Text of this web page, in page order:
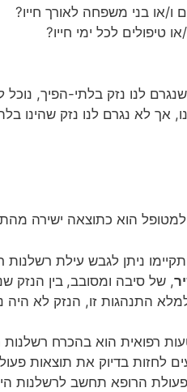
או בני משפחה לאורך חייו?
טיפולים לכל ימי חייו?
לנו נזק בלתי-הפיך, נוכל
אך לא נגרם לנו נזק שהינו
הוא כתוצאה ישירה
ניתן לגבש עילת רשלנות
, של סיבה ומסובב, בין הנזק
התנהגות זו, הנזק לא היה
רפואית הוא בהכרח רשלנות
לחזות בדיוק את תוצאות
הרופא תחשב לרשלנות